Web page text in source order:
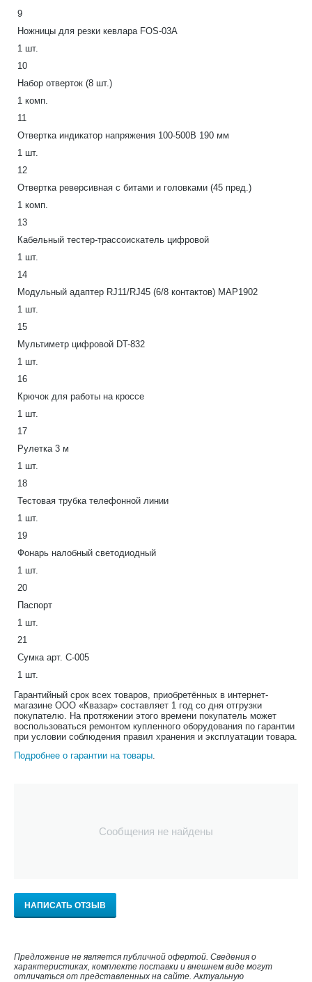
9
Ножницы для резки кевлара FOS-03А
1 шт.
10
Набор отверток (8 шт.)
1 комп.
11
Отвертка индикатор напряжения 100-500В 190 мм
1 шт.
12
Отвертка реверсивная с битами и головками (45 пред.)
1 комп.
13
Кабельный тестер-трассоискатель цифровой
1 шт.
14
Модульный адаптер RJ11/RJ45 (6/8 контактов) MAP1902
1 шт.
15
Мультиметр цифровой DT-832
1 шт.
16
Крючок для работы на кроссе
1 шт.
17
Рулетка 3 м
1 шт.
18
Тестовая трубка телефонной линии
1 шт.
19
Фонарь налобный светодиодный
1 шт.
20
Паспорт
1 шт.
21
Сумка арт. С-005
1 шт.
Гарантийный срок всех товаров, приобретённых в интернет-
магазине ООО «Квазар» составляет 1 год со дня отгрузки
покупателю. На протяжении этого времени покупатель может
воспользоваться ремонтом купленного оборудования по гарантии
при условии соблюдения правил хранения и эксплуатации товара.
Подробнее о гарантии на товары.
Сообщения не найдены
НАПИСАТЬ ОТЗЫВ
Предложение не является публичной офертой. Сведения о
характеристиках, комплекте поставки и внешнем виде могут
отличаться от представленных на сайте. Актуальную